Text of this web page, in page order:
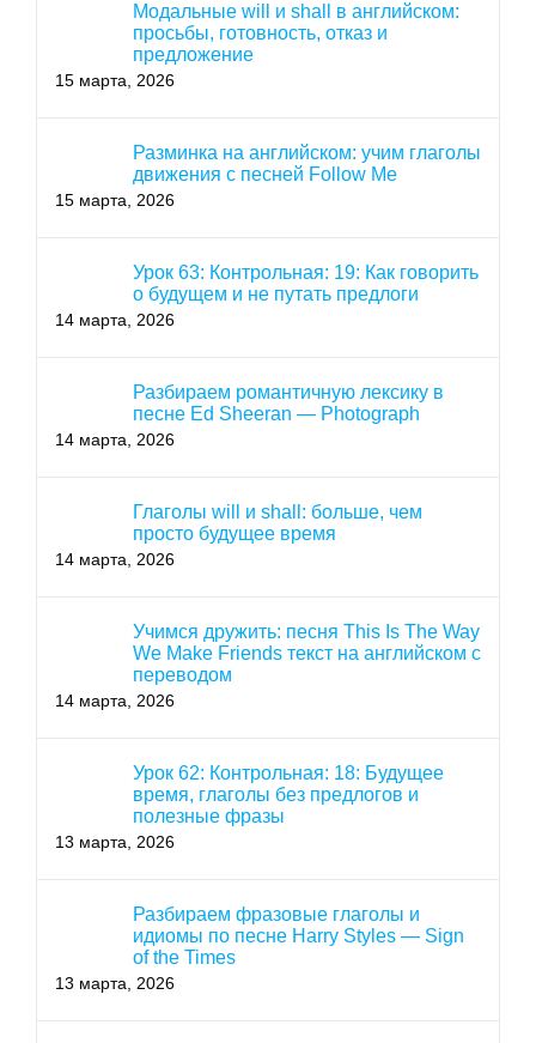
Модальные will и shall в английском:
просьбы, готовность, отказ и
предложение
15 марта, 2026
Разминка на английском: учим глаголы
движения с песней Follow Me
15 марта, 2026
Урок 63: Контрольная: 19: Как говорить
о будущем и не путать предлоги
14 марта, 2026
Разбираем романтичную лексику в
песне Ed Sheeran — Photograph
14 марта, 2026
Глаголы will и shall: больше, чем
просто будущее время
14 марта, 2026
Учимся дружить: песня This Is The Way
We Make Friends текст на английском с
переводом
14 марта, 2026
Урок 62: Контрольная: 18: Будущее
время, глаголы без предлогов и
полезные фразы
13 марта, 2026
Разбираем фразовые глаголы и
идиомы по песне Harry Styles — Sign
of the Times
13 марта, 2026